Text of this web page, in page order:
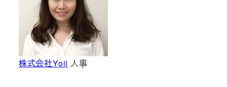
株式会社Yoii 人事